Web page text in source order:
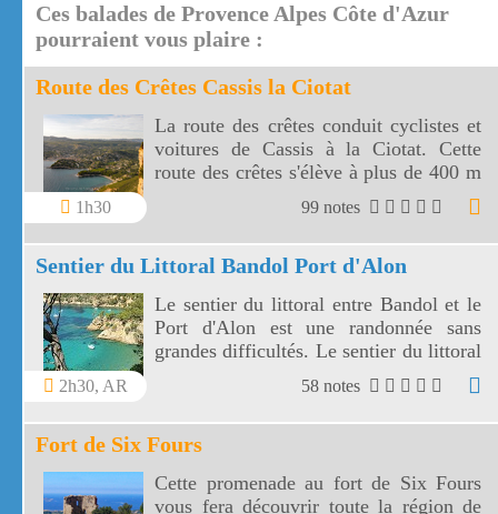
Ces balades de Provence Alpes Côte d'Azur
pourraient vous plaire :
Route des Crêtes Cassis la Ciotat
1h30
La route des crêtes conduit cyclistes et
voitures de Cassis à la Ciotat. Cette
route des crêtes s'élève à plus de 400 m
et surplombe la mer au travers plusieurs
99 notes
Sentier du Littoral Bandol Port d'Alon
2h30, AR
Le sentier du littoral entre Bandol et le
Port d'Alon est une randonnée sans
grandes difficultés. Le sentier du littoral
Bandol Port d'Alon offre des paysages
58 notes
Fort de Six Fours
Cette promenade au fort de Six Fours
vous fera découvrir toute la région de